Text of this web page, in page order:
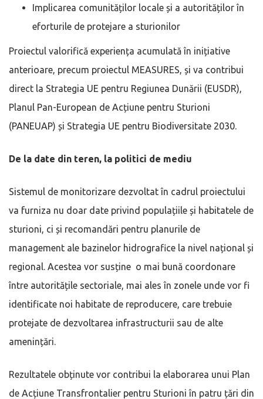
Implicarea comunităților locale și a autorităților în
eforturile de protejare a sturionilor
Proiectul valorifică experiența acumulată în inițiative
anterioare, precum proiectul MEASURES, și va contribui
direct la Strategia UE pentru Regiunea Dunării (EUSDR),
Planul Pan-European de Acțiune pentru Sturioni
(PANEUAP) și Strategia UE pentru Biodiversitate 2030.
De la date din teren, la politici de mediu
Sistemul de monitorizare dezvoltat în cadrul proiectului
va furniza nu doar date privind populațiile și habitatele de
sturioni, ci și recomandări pentru planurile de
management ale bazinelor hidrografice la nivel național și
regional. Acestea vor susține o mai bună coordonare
între autoritățile sectoriale, mai ales în zonele unde vor fi
identificate noi habitate de reproducere, care trebuie
protejate de dezvoltarea infrastructurii sau de alte
amenințări.
Rezultatele obținute vor contribui la elaborarea unui Plan
de Acțiune Transfrontalier pentru Sturioni în patru țări din